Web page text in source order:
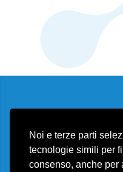
Noi e terze parti
tecnologie simili per
consenso, anche per